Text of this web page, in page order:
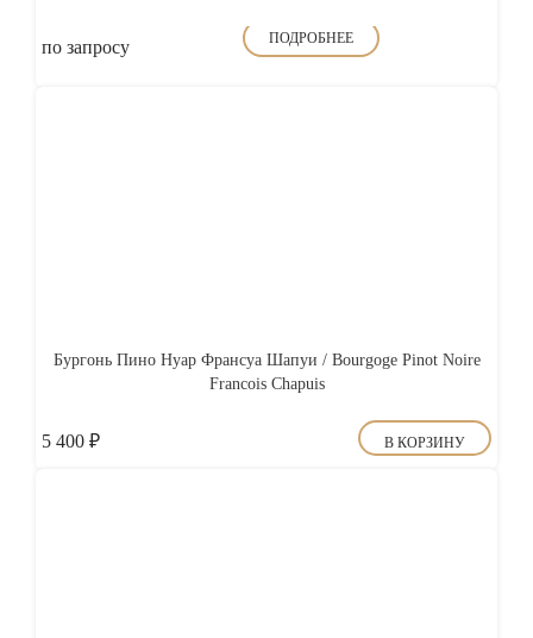
по запросу ПОДРОБНЕЕ
Бургонь Пино Нуар Франсуа Шапуи / Bourgoge Pinot Noire
Francois Chapuis
5 400 ₽ В КОРЗИНУ